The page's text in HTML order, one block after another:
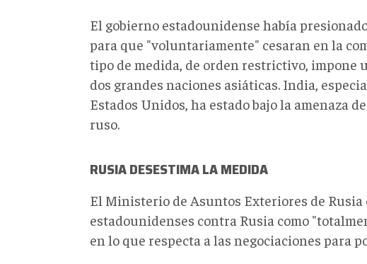
El gobierno estadounidense había
para que "voluntariamente" cesaran en la
tipo de medida, de orden restrictivo, impone
dos grandes naciones asiáticas. India,
Estados Unidos, ha estado bajo la amenaza
ruso.
RUSIA DESESTIMA LA MEDIDA
El Ministerio de Asuntos Exteriores de
estadounidenses contra Rusia como
en lo que respecta a las negociaciones para